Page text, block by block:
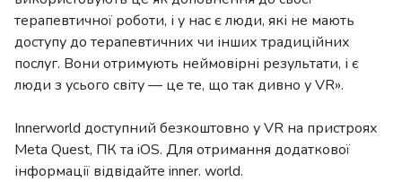
терапевтичної роботи, і у нас є люди, які не мають
доступу до терапевтичних чи інших традиційних
послуг. Вони отримують неймовірні результати, і є
люди з усього світу — це те, що так дивно у VR».
Innerworld доступний безкоштовно у VR на пристроях
Meta Quest, ПК та iOS. Для отримання додаткової
інформації відвідайте inner. world.